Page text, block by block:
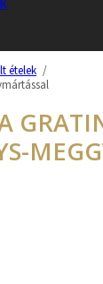
ételek /